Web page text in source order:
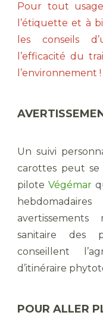
Pour tout
l’étiquette et à
les conseils
l’efficacité du
l’environnement !
Un suivi
carottes peut
piloteVégémar
sanitaire des
conseillent
d’itinéraire
POUR ALLER